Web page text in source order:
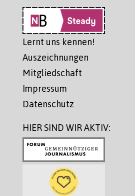
Lernt uns kennen!
Auszeichnungen
Mitgliedschaft
Impressum
Datenschutz
HIER SIND WIR AKTIV: